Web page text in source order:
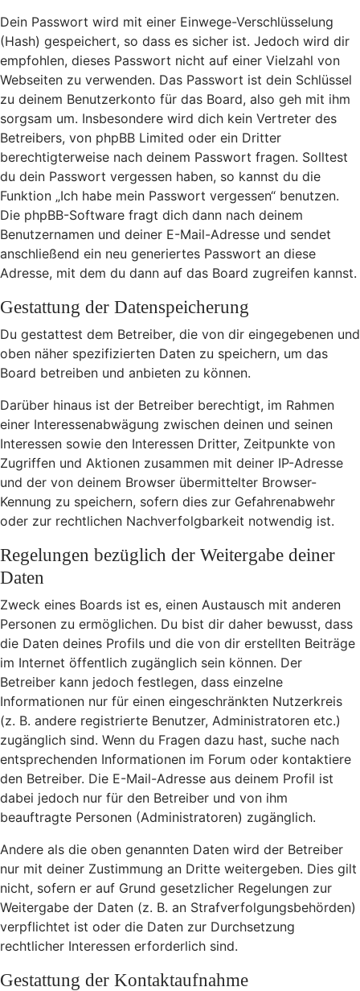
Dein Passwort wird mit einer Einwege-Verschlüsselung
(Hash) gespeichert, so dass es sicher ist. Jedoch wird dir
empfohlen, dieses Passwort nicht auf einer Vielzahl von
Webseiten zu verwenden. Das Passwort ist dein Schlüssel
zu deinem Benutzerkonto für das Board, also geh mit ihm
sorgsam um. Insbesondere wird dich kein Vertreter des
Betreibers, von phpBB Limited oder ein Dritter
berechtigterweise nach deinem Passwort fragen. Solltest
du dein Passwort vergessen haben, so kannst du die
Funktion „Ich habe mein Passwort vergessen“ benutzen.
Die phpBB-Software fragt dich dann nach deinem
Benutzernamen und deiner E-Mail-Adresse und sendet
anschließend ein neu generiertes Passwort an diese
Adresse, mit dem du dann auf das Board zugreifen kannst.
Gestattung der Datenspeicherung
Du gestattest dem Betreiber, die von dir eingegebenen und
oben näher spezifizierten Daten zu speichern, um das
Board betreiben und anbieten zu können.
Darüber hinaus ist der Betreiber berechtigt, im Rahmen
einer Interessenabwägung zwischen deinen und seinen
Interessen sowie den Interessen Dritter, Zeitpunkte von
Zugriffen und Aktionen zusammen mit deiner IP-Adresse
und der von deinem Browser übermittelter Browser-
Kennung zu speichern, sofern dies zur Gefahrenabwehr
oder zur rechtlichen Nachverfolgbarkeit notwendig ist.
Regelungen bezüglich der Weitergabe deiner
Daten
Zweck eines Boards ist es, einen Austausch mit anderen
Personen zu ermöglichen. Du bist dir daher bewusst, dass
die Daten deines Profils und die von dir erstellten Beiträge
im Internet öffentlich zugänglich sein können. Der
Betreiber kann jedoch festlegen, dass einzelne
Informationen nur für einen eingeschränkten Nutzerkreis
(z. B. andere registrierte Benutzer, Administratoren etc.)
zugänglich sind. Wenn du Fragen dazu hast, suche nach
entsprechenden Informationen im Forum oder kontaktiere
den Betreiber. Die E-Mail-Adresse aus deinem Profil ist
dabei jedoch nur für den Betreiber und von ihm
beauftragte Personen (Administratoren) zugänglich.
Andere als die oben genannten Daten wird der Betreiber
nur mit deiner Zustimmung an Dritte weitergeben. Dies gilt
nicht, sofern er auf Grund gesetzlicher Regelungen zur
Weitergabe der Daten (z. B. an Strafverfolgungsbehörden)
verpflichtet ist oder die Daten zur Durchsetzung
rechtlicher Interessen erforderlich sind.
Gestattung der Kontaktaufnahme